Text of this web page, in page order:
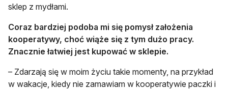
sklep z mydłami.
Coraz bardziej podoba mi się pomysł założenia
kooperatywy, choć wiąże się z tym dużo pracy.
Znacznie łatwiej jest kupować w sklepie.
– Zdarzają się w moim życiu takie momenty, na przykład
w wakacje, kiedy nie zamawiam w kooperatywie paczki i